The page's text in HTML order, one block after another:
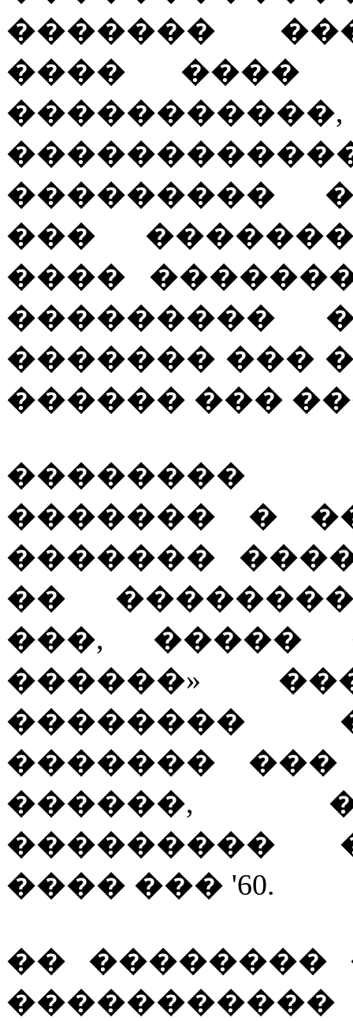
�������
���� ����
���������
���
����
���������
������� ���
������ ���
��������
������� �
�������
��
���, �����
������»
��������
�������
������,
���������
���� ��� '60.
�� ��������